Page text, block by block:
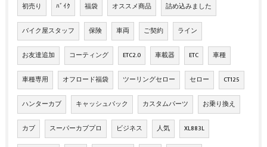
初売り ﾊﾞｲｸ 福袋 オススメ商品 詰め込みました
バイク屋スタッフ 保険 車両 ご契約 ライン
お友達追加 コーティング ETC2.0 車載器 ETC 車種
車種専用 オフロード福袋 ツーリングセロー セロー CT125
ハンターカブ キャッシュバック カスタムパーツ お乗り換え
カブ スーパーカブプロ ビジネス 人気 XL883L